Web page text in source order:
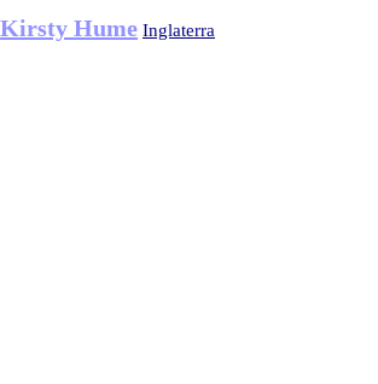
Kirsty Hume Inglaterra